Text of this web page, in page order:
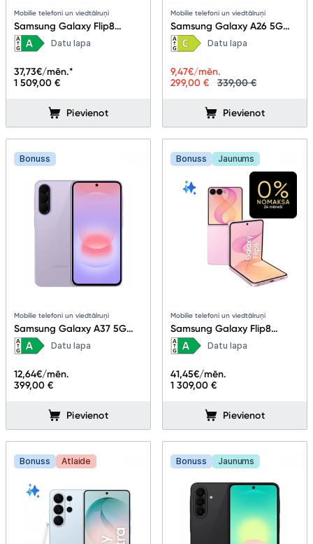
Mobilie telefoni un viedtālruņi
Samsung Galaxy Flip8
12+512GB Pink
Datu lapa
1 509,00 €
37,73€/mēn.*
Pievienot
Mobilie telefoni un viedtālruņi
Samsung Galaxy A26 5G
8+256GB Mint
Datu lapa
299,00 € 339,00 €
9,47€/mēn.
Pievienot
Bonuss
Mobilie telefoni un viedtālruņi
Samsung Galaxy A37 5G
6+256GB Awesome
Lavander
Datu lapa
399,00 €
12,64€/mēn.
Pievienot
Bonuss Jaunums
Mobilie telefoni un viedtālruņi
Samsung Galaxy Flip8
12+256GB Pink
Datu lapa
1 309,00 €
41,45€/mēn.
Pievienot
Bonuss Atlaide Bonuss Jaunums